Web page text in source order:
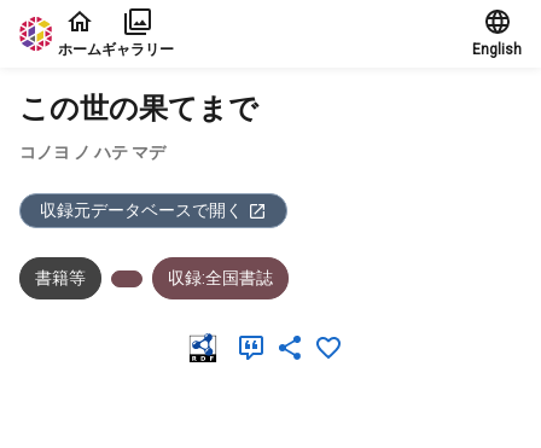
本文に飛ぶ
ホームギャラリー English
この世の果てまで
コノヨ ノ ハテ マデ
収録元データベースで開く
書籍等 収録:全国書誌